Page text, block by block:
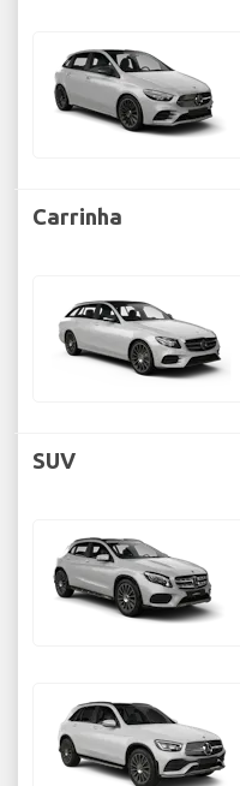
Carrinha
SUV